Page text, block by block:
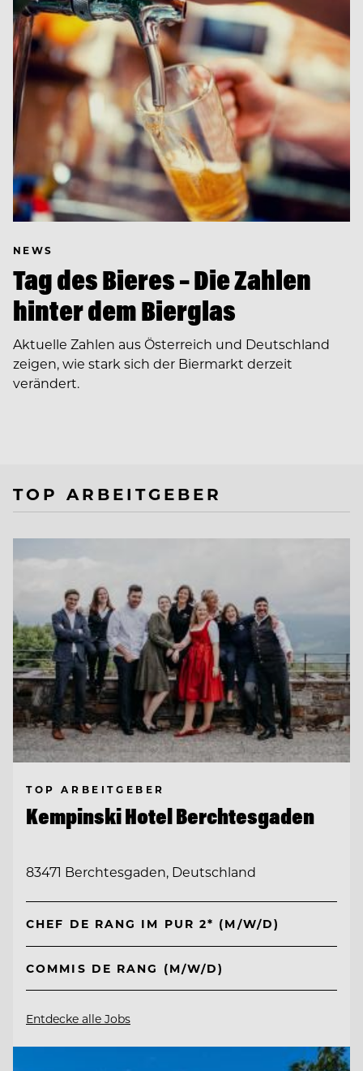
NEWS
Tag des Bieres – Die Zahlen
hinter dem Bierglas
Aktuelle Zahlen aus Österreich und Deutschland
zeigen, wie stark sich der Biermarkt derzeit
verändert.
TOP ARBEITGEBER
TOP ARBEITGEBER
Kempinski Hotel Berchtesgaden
83471 Berchtesgaden, Deutschland
CHEF DE RANG IM PUR 2* (M/W/D)
COMMIS DE RANG (M/W/D)
Entdecke alle Jobs